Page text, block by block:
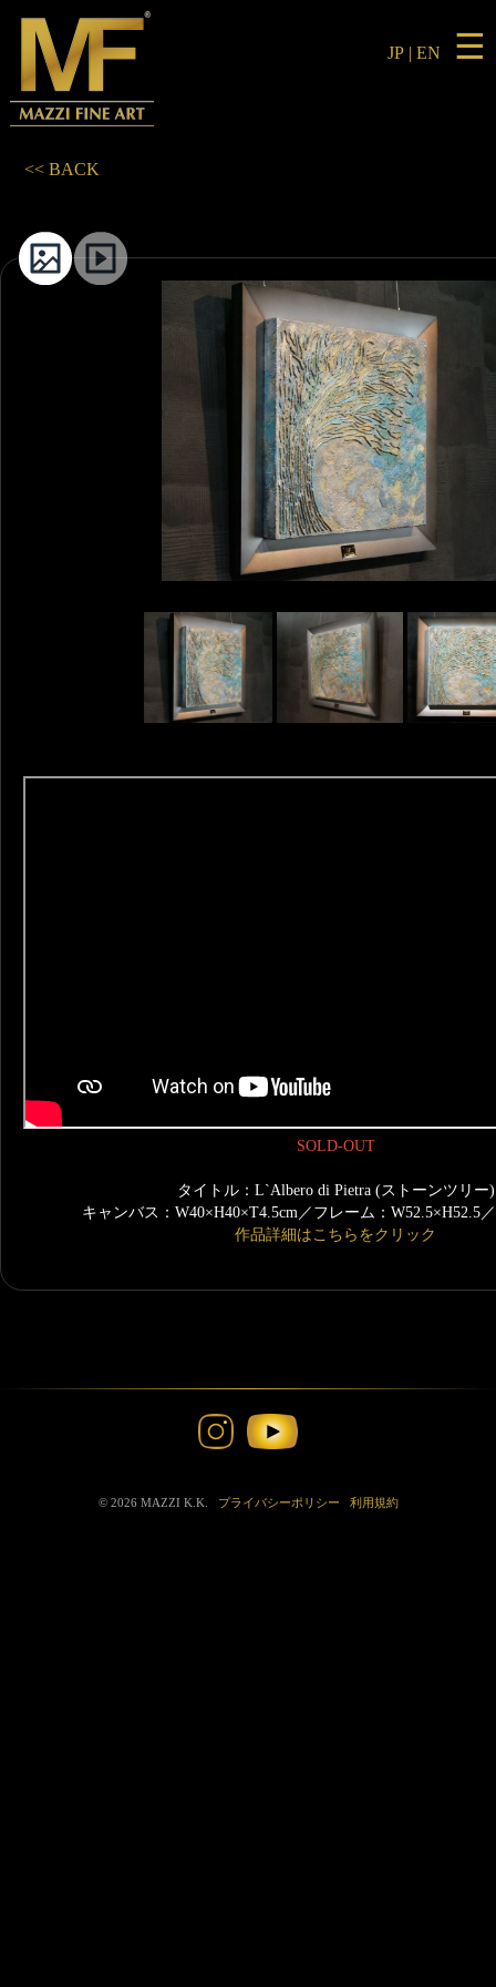
JP| EN ☰
<< BACK
SOLD-OUT
タイトル：L`Albero di Pietra (ストーンツリー)
キャンバス：W40×H40×T4.5cm／フレーム：W52.5×H52.5
作品詳細はこちらをクリック
© 2026 MAZZI K.K. プライバシーポリシー 利用規約